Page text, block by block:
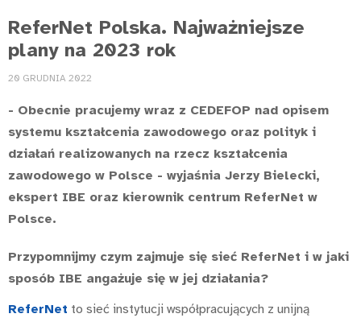
ReferNet Polska. Najważniejsze
plany na 2023 rok
20 GRUDNIA 2022
- Obecnie pracujemy wraz z CEDEFOP nad opisem
systemu kształcenia zawodowego oraz polityk i
działań realizowanych na rzecz kształcenia
zawodowego w Polsce - wyjaśnia Jerzy Bielecki,
ekspert IBE oraz kierownik centrum ReferNet w
Polsce.
Przypomnijmy czym zajmuje się sieć ReferNet i w jaki
sposób IBE angażuje się w jej działania?
ReferNet to sieć instytucji współpracujących z unijną